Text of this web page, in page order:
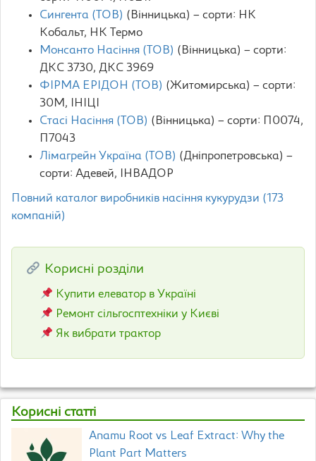
Сингента (ТОВ) (Вінницька) – сорти: НК
Кобальт, НК Термо
Монсанто Насіння (ТОВ) (Вінницька) – сорти:
ДКС 3730, ДКС 3969
ФІРМА ЕРІДОН (ТОВ) (Житомирська) – сорти:
30М, ІНІЦІ
Стасі Насіння (ТОВ) (Вінницька) – сорти: П0074,
П7043
Лімагрейн Україна (ТОВ) (Дніпропетровська) –
сорти: Aдевей, ІНВАДОР
Повний каталог виробників насіння кукурудзи (173
компаній)
Корисні розділи
Купити елеватор в Україні
Ремонт сільгосптехніки у Києві
Як вибрати трактор
Корисні статті
Anamu Root vs Leaf Extract: Why the
Plant Part Matters